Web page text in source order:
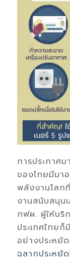
การประกาศ
ของไทยมีมา
พลังงานโลก
งานสนับสนุน
กฟผ. ผู้ให้บริ
ประเทศไทย
อย่างประหยัด
ฉลากประหยั